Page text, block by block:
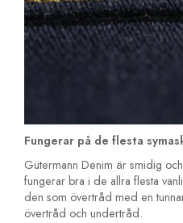
Fungerar på de flesta
Gütermann Denim är smidig
fungerar bra i de allra flesta
den som övertråd med en
övertråd och undertråd.